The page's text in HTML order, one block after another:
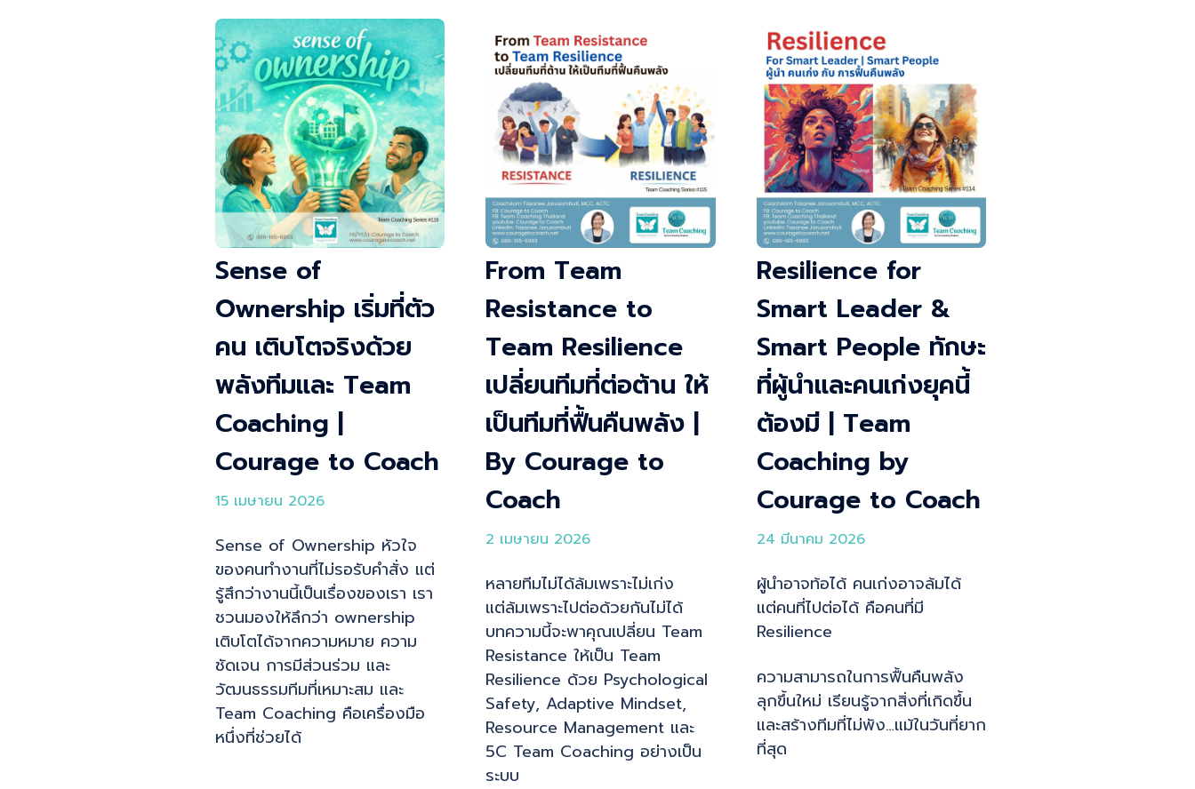
Sense of
Ownership เริ่มที่ตัว
คน เติบโตจริงด้วย
พลังทีมและ Team
Coaching |
Courage to Coach
15 เมษายน 2026
Sense of Ownership หัวใจ
ของคนทำงานที่ไม่รอรับคำสั่ง แต่
รู้สึกว่างานนี้เป็นเรื่องของเรา เรา
ชวนมองให้ลึกว่า ownership
เติบโตได้จากความหมาย ความ
ชัดเจน การมีส่วนร่วม และ
วัฒนธรรมทีมที่เหมาะสม และ
Team Coaching คือเครื่องมือ
หนึ่งที่ช่วยได้
From Team
Resistance to
Team Resilience
เปลี่ยนทีมที่ต่อต้าน ให้
เป็นทีมที่ฟื้นคืนพลัง |
By Courage to
Coach
2 เมษายน 2026
หลายทีมไม่ได้ล้มเพราะไม่เก่ง
แต่ล้มเพราะไปต่อด้วยกันไม่ได้
บทความนี้จะพาคุณเปลี่ยน Team
Resistance ให้เป็น Team
Resilience ด้วย Psychological
Safety, Adaptive Mindset,
Resource Management และ
5C Team Coaching อย่างเป็น
ระบบ
Resilience for
Smart Leader &
Smart People ทักษะ
ที่ผู้นำและคนเก่งยุคนี้
ต้องมี | Team
Coaching by
Courage to Coach
24 มีนาคม 2026
ผู้นำอาจท้อได้ คนเก่งอาจล้มได้
แต่คนที่ไปต่อได้ คือคนที่มี
Resilience
ความสามารถในการฟื้นคืนพลัง
ลุกขึ้นใหม่ เรียนรู้จากสิ่งที่เกิดขึ้น
และสร้างทีมที่ไม่พัง…แม้ในวันที่ยาก
ที่สุด